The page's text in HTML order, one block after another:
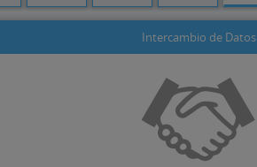
Intercambio de Datos